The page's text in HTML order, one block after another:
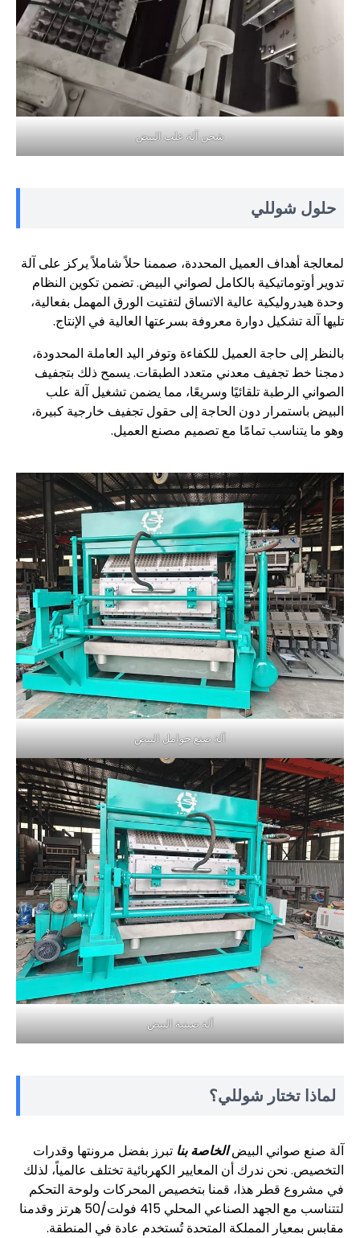
شحن آلة علب البيض
حلول شوللي
لمعالجة أهداف العميل المحددة، صممنا حلاً شاملاً يركز على آلة
تدوير أوتوماتيكية بالكامل لصواني البيض. تضمن تكوين النظام
وحدة هيدروليكية عالية الاتساق لتفتيت الورق المهمل بفعالية،
تليها آلة تشكيل دوارة معروفة بسرعتها العالية في الإنتاج.
بالنظر إلى حاجة العميل للكفاءة وتوفر اليد العاملة المحدودة،
دمجنا خط تجفيف معدني متعدد الطبقات. يسمح ذلك بتجفيف
الصواني الرطبة تلقائيًا وسريعًا، مما يضمن تشغيل آلة علب
البيض باستمرار دون الحاجة إلى حقول تجفيف خارجية كبيرة،
وهو ما يتناسب تمامًا مع تصميم مصنع العميل.
آلة صنع حوامل البيض
آلة صينية البيض
لماذا تختار شوللي؟
آلة صنع صواني البيضالخاصة بنا تبرز بفضل مرونتها وقدرات
التخصيص. نحن ندرك أن المعايير الكهربائية تختلف عالمياً، لذلك
في مشروع قطر هذا، قمنا بتخصيص المحركات ولوحة التحكم
لتتناسب مع الجهد الصناعي المحلي 415 فولت/50 هرتز وقدمنا ​​
مقابس بمعيار المملكة المتحدة تُستخدم عادة في المنطقة.